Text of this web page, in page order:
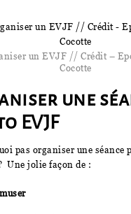
un EVJF // Crédit –
Cocotte
une
EVJF
pas organiser une séance
Une jolie façon de :